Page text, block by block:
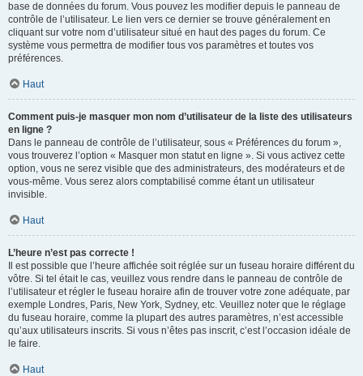
base de données du forum. Vous pouvez les modifier depuis le panneau de
contrôle de l’utilisateur. Le lien vers ce dernier se trouve généralement en
cliquant sur votre nom d’utilisateur situé en haut des pages du forum. Ce
système vous permettra de modifier tous vos paramètres et toutes vos
préférences.
Haut
Comment puis-je masquer mon nom d’utilisateur de la liste des utilisateurs
en ligne ?
Dans le panneau de contrôle de l’utilisateur, sous « Préférences du forum »,
vous trouverez l’option « Masquer mon statut en ligne ». Si vous activez cette
option, vous ne serez visible que des administrateurs, des modérateurs et de
vous-même. Vous serez alors comptabilisé comme étant un utilisateur
invisible.
Haut
L’heure n’est pas correcte !
Il est possible que l’heure affichée soit réglée sur un fuseau horaire différent du
vôtre. Si tel était le cas, veuillez vous rendre dans le panneau de contrôle de
l’utilisateur et régler le fuseau horaire afin de trouver votre zone adéquate, par
exemple Londres, Paris, New York, Sydney, etc. Veuillez noter que le réglage
du fuseau horaire, comme la plupart des autres paramètres, n’est accessible
qu’aux utilisateurs inscrits. Si vous n’êtes pas inscrit, c’est l’occasion idéale de
le faire.
Haut